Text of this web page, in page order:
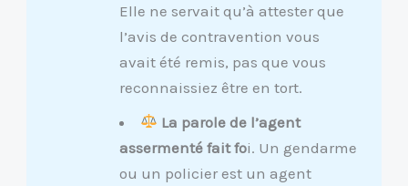
Elle ne servait qu’à attester que
l’avis de contravention vous
avait été remis, pas que vous
reconnaissiez être en tort.
La parole de l’agent
assermenté fait foi. Un gendarme
ou un policier est un agent